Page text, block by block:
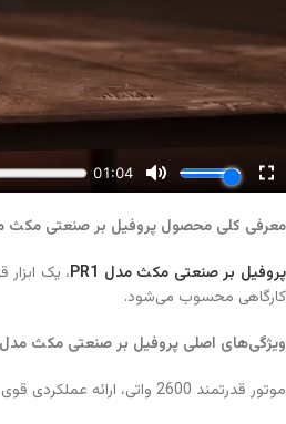
معرفی کلی محصول پروفیل بر صنعتی مکث
پروفیل بر صنعتی مکث مدل PR1
، یک
کارگاهی محسوب می‌شود.
ویژگی‌های اصلی پروفیل بر صنعتی مکث مدل
موتور قدرتمند 2600 واتی، ارائه عملکردی قوی برای برش سریع و دقیق